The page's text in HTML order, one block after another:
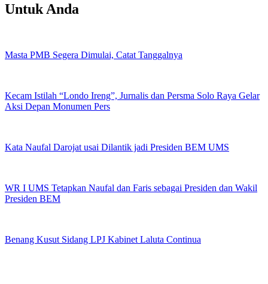
Untuk Anda
Masta PMB Segera Dimulai, Catat Tanggalnya
Kecam Istilah “Londo Ireng”, Jurnalis dan Persma Solo Raya Gelar
Aksi Depan Monumen Pers
Kata Naufal Darojat usai Dilantik jadi Presiden BEM UMS
WR I UMS Tetapkan Naufal dan Faris sebagai Presiden dan Wakil
Presiden BEM
Benang Kusut Sidang LPJ Kabinet Laluta Continua